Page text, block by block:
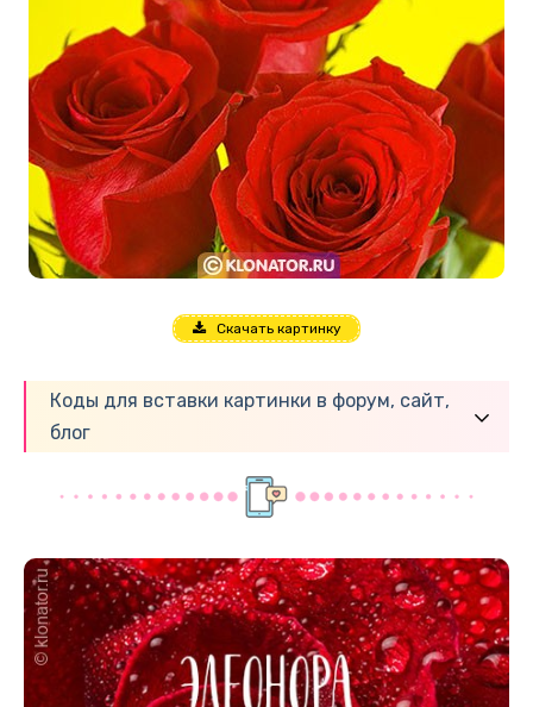
Скачать картинку
Коды для вставки картинки в форум, сайт,
блог